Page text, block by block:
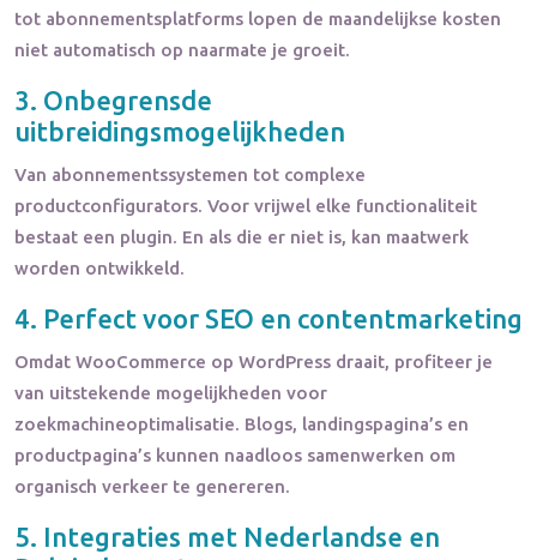
tot abonnementsplatforms lopen de maandelijkse kosten
niet automatisch op naarmate je groeit.
3. Onbegrensde
uitbreidingsmogelijkheden
Van abonnementssystemen tot complexe
productconfigurators. Voor vrijwel elke functionaliteit
bestaat een plugin. En als die er niet is, kan maatwerk
worden ontwikkeld.
4. Perfect voor SEO en contentmarketing
Omdat WooCommerce op WordPress draait, profiteer je
van uitstekende mogelijkheden voor
zoekmachineoptimalisatie. Blogs, landingspagina’s en
productpagina’s kunnen naadloos samenwerken om
organisch verkeer te genereren.
5. Integraties met Nederlandse en